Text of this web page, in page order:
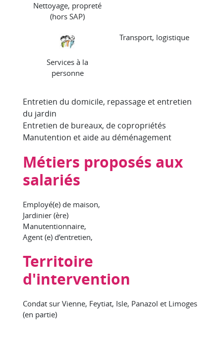
Nettoyage, propreté
(hors SAP)
Services à la
personne
Transport, logistique
Entretien du domicile, repassage et entretien
du jardin
Entretien de bureaux, de copropriétés
Manutention et aide au déménagement
Métiers proposés aux
salariés
Employé(e) de maison,
Jardinier (ère)
Manutentionnaire,
Agent (e) d’entretien,
Territoire
d'intervention
Condat sur Vienne, Feytiat, Isle, Panazol et Limoges
(en partie)